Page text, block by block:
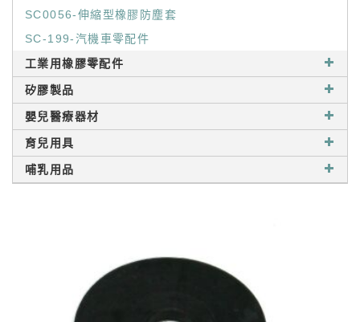
SC0056-伸縮型橡膠防塵套
SC-199-汽機車零配件
工業用橡膠零配件
矽膠製品
嬰兒醫療器材
育兒用具
哺乳用品